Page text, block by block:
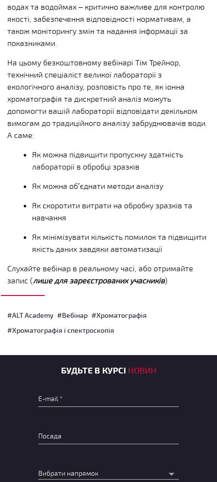
водах та водоймах – критично важливе для контролю
якості, забезпечення відповідності нормативам, а
також моніторингу змін та надання інформації за
показниками.
На цьому безкоштовному вебінарі Тім Трейнор,
технічний спеціаліст великої лабораторії з
екологічного аналізу, розповість про те, як іонна
хроматографія та дискретний аналіз можуть
допомогти вашій лабораторії відповідати декільком
вимогам до традиційного аналізу забруднювачів води.
А саме:
Як можна підвищити пропускну здатність
лабораторії в обробці зразків
Як можна об’єднати методи аналізу
Як скоротити витрати на обробку зразків та
навчання
Як мінімізувати кількість помилок та підвищити
якість даних завдяки автоматизації
Слухайте вебінар в реальному часі, або отримайте
запис (лише для зареєстрованих учасників)
#ALT Academy #Вебінар #Хроматографія
#Хроматографія і спектроскопія
БУДЬТЕ В КУРСІ НОВИН